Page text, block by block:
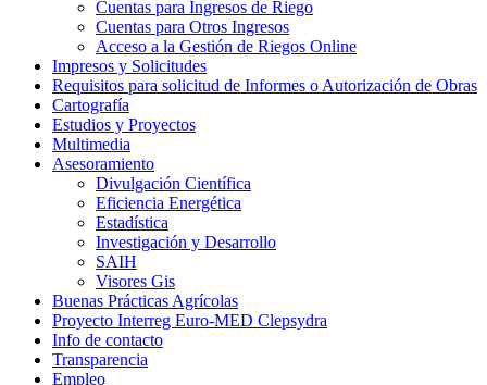
Cuentas para Ingresos de Riego
Cuentas para Otros Ingresos
Acceso a la Gestión de Riegos Online
Impresos y Solicitudes
Requisitos para solicitud de Informes o Autorización de Obras
Cartografía
Estudios y Proyectos
Multimedia
Asesoramiento
Divulgación Científica
Eficiencia Energética
Estadística
Investigación y Desarrollo
SAIH
Visores Gis
Buenas Prácticas Agrícolas
Proyecto Interreg Euro-MED Clepsydra
Info de contacto
Transparencia
Empleo